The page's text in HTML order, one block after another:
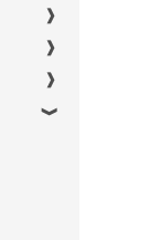
❱
❱
❱
❱